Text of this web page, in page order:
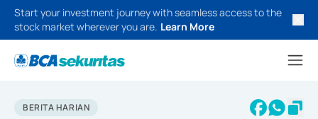
Start your investment journey with seamless access to the
stock market wherever you are. Learn More
BERITA HARIAN